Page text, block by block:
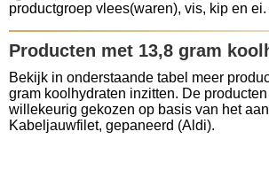
productgroep vlees(waren), vis, kip en ei.
Producten met 13,8 gram
Bekijk in onderstaande tabel meer
gram koolhydraten inzitten. De
willekeurig gekozen op basis van het
Kabeljauwfilet, gepaneerd (Aldi).